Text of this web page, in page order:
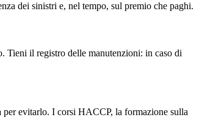
dei sinistri e, nel tempo, sul premio che paghi.
Tieni il registro delle manutenzioni: in caso di
per evitarlo. I corsi HACCP, la formazione sulla